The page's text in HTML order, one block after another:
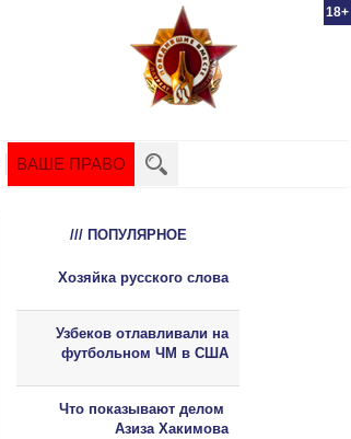
18+
ВАШЕ ПРАВО
/// ПОПУЛЯРНОЕ
Хозяйка русского слова
Узбеков отлавливали на
футбольном ЧМ в США
Что показывают делом
Азиза Хакимова